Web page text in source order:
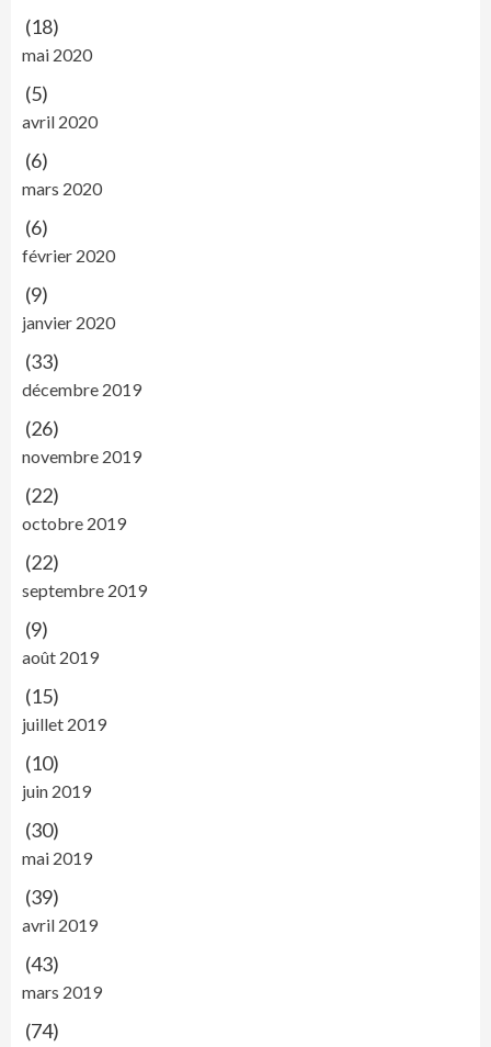
(18)
mai 2020
(5)
avril 2020
(6)
mars 2020
(6)
février 2020
(9)
janvier 2020
(33)
décembre 2019
(26)
novembre 2019
(22)
octobre 2019
(22)
septembre 2019
(9)
août 2019
(15)
juillet 2019
(10)
juin 2019
(30)
mai 2019
(39)
avril 2019
(43)
mars 2019
(74)